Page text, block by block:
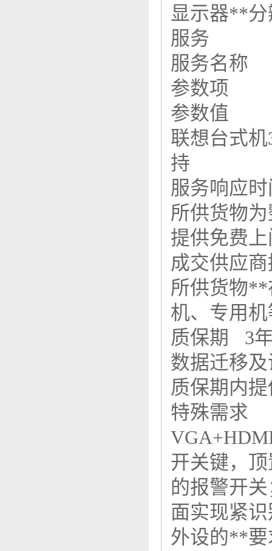
显示器**
服务
服务名称
参数项
参数值
联想台式
持
服务响应
所供货物
提供免费
成交供应
所供货物**
机、专用
质保期 3
数据迁移
质保期内
特殊需求
开关键，
的报警开
面实现紧
外设的**